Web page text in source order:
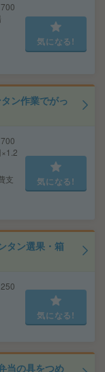
気になる!
ン作業でがっ
支
気になる!
タン選果・箱
気になる!
当の具をつめ